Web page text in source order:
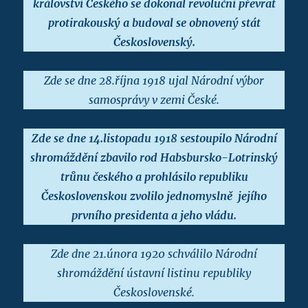
království Českého se dokonal revoluční převrat
protirakouský a budoval se obnovený stát
Československý.
Zde se dne 28.října 1918 ujal Národní výbor
samosprávy v zemi České.
Zde se dne 14.listopadu 1918 sestoupilo Národní
shromáždění zbavilo rod Habsbursko-Lotrinský
trůnu českého a prohlásilo republiku
Československou zvolilo jednomyslně jejího
prvního presidenta a jeho vládu.
Zde dne 21.února 1920 schválilo Národní
shromáždění ústavní listinu republiky
Československé.